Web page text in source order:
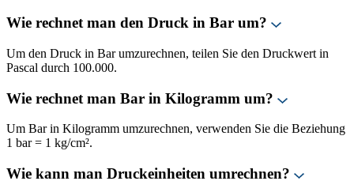
Wie rechnet man den Druck in Bar um?
Um den Druck in Bar umzurechnen, teilen Sie den Druckwert in
Pascal durch 100.000.
Wie rechnet man Bar in Kilogramm um?
Um Bar in Kilogramm umzurechnen, verwenden Sie die Beziehung
1 bar = 1 kg/cm².
Wie kann man Druckeinheiten umrechnen?